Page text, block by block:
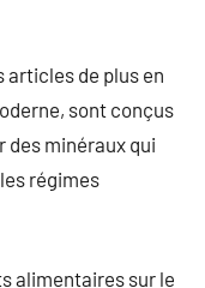
de plus en
sont conçus
des minéraux qui
régimes
alimentaires sur le